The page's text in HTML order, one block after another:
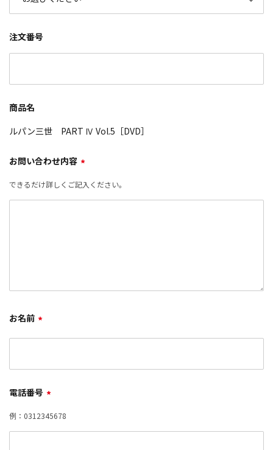
注文番号
商品名
ルパン三世 PART Ⅳ Vol.5［DVD］
お問い合わせ内容 *
できるだけ詳しくご記入ください。
お名前 *
電話番号 *
例：0312345678